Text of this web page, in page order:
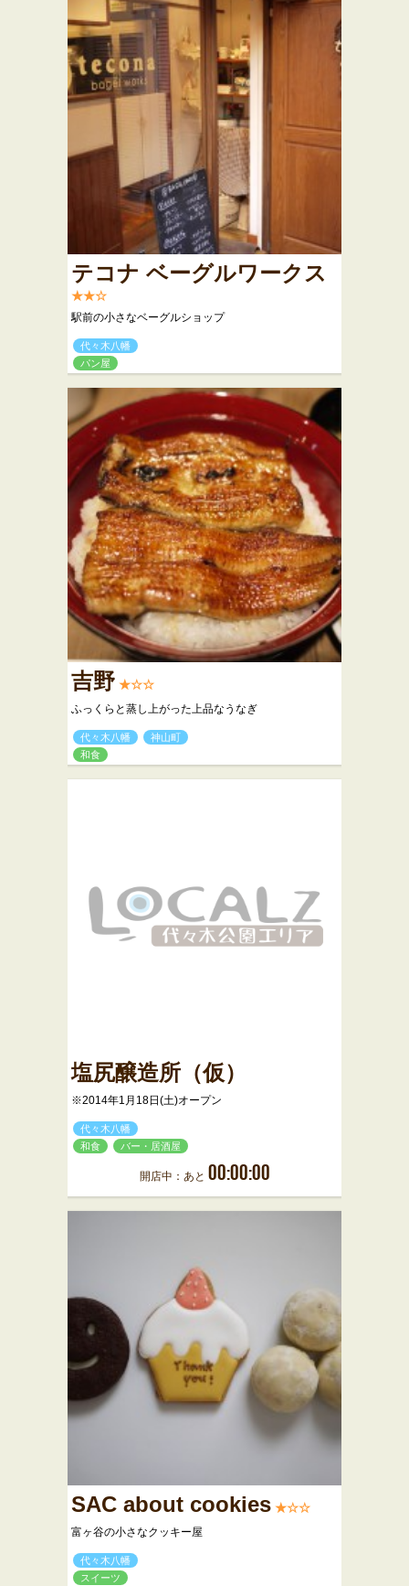
テコナ ベーグルワークス
★★☆
駅前の小さなベーグルショップ
代々木八幡
パン屋
吉野 ★☆☆
ふっくらと蒸し上がった上品なうなぎ
代々木八幡
神山町
和食
塩尻醸造所（仮）
※2014年1月18日(土)オープン
代々木八幡
和食
バー・居酒屋
開店中：あと 00:00:00
SAC about cookies ★☆☆
富ヶ谷の小さなクッキー屋
代々木八幡
スイーツ